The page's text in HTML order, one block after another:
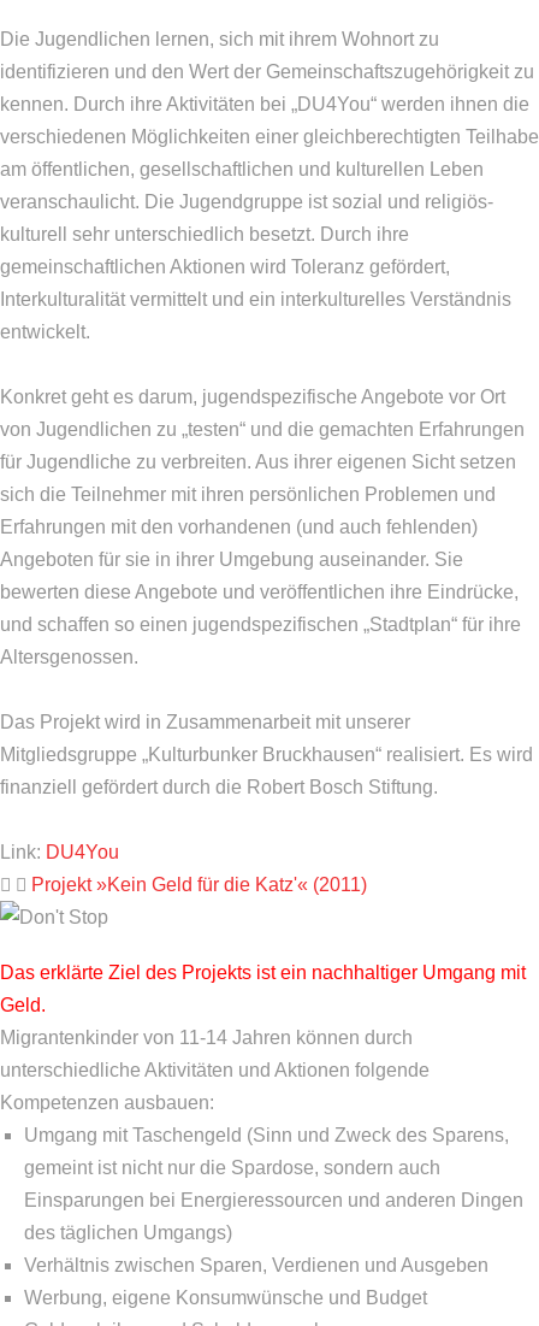
Die Jugendlichen lernen, sich mit ihrem Wohnort zu
identifizieren und den Wert der Gemeinschaftszugehörigkeit zu
kennen. Durch ihre Aktivitäten bei „DU4You“ werden ihnen die
verschiedenen Möglichkeiten einer gleichberechtigten Teilhabe
am öffentlichen, gesellschaftlichen und kulturellen Leben
veranschaulicht. Die Jugendgruppe ist sozial und religiös-
kulturell sehr unterschiedlich besetzt. Durch ihre
gemeinschaftlichen Aktionen wird Toleranz gefördert,
Interkulturalität vermittelt und ein interkulturelles Verständnis
entwickelt.
Konkret geht es darum, jugendspezifische Angebote vor Ort
von Jugendlichen zu „testen“ und die gemachten Erfahrungen
für Jugendliche zu verbreiten. Aus ihrer eigenen Sicht setzen
sich die Teilnehmer mit ihren persönlichen Problemen und
Erfahrungen mit den vorhandenen (und auch fehlenden)
Angeboten für sie in ihrer Umgebung auseinander. Sie
bewerten diese Angebote und veröffentlichen ihre Eindrücke,
und schaffen so einen jugendspezifischen „Stadtplan“ für ihre
Altersgenossen.
Das Projekt wird in Zusammenarbeit mit unserer
Mitgliedsgruppe „Kulturbunker Bruckhausen“ realisiert. Es wird
finanziell gefördert durch die Robert Bosch Stiftung.
Link: DU4You
Projekt »Kein Geld für die Katz'« (2011)
Das erklärte Ziel des Projekts ist ein nachhaltiger Umgang mit
Geld.
Migrantenkinder von 11-14 Jahren können durch
unterschiedliche Aktivitäten und Aktionen folgende
Kompetenzen ausbauen:
Umgang mit Taschengeld (Sinn und Zweck des Sparens,
gemeint ist nicht nur die Spardose, sondern auch
Einsparungen bei Energieressourcen und anderen Dingen
des täglichen Umgangs)
Verhältnis zwischen Sparen, Verdienen und Ausgeben
Werbung, eigene Konsumwünsche und Budget